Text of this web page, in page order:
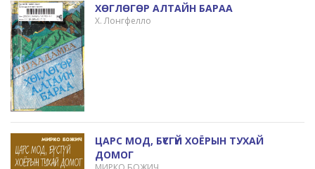
ХӨГЛӨГӨР АЛТАЙН БАРАА
Х. Лонгфелло
ЦАРС МОД, БҮСГҮЙ ХОЁРЫН ТУХАЙ
ДОМОГ